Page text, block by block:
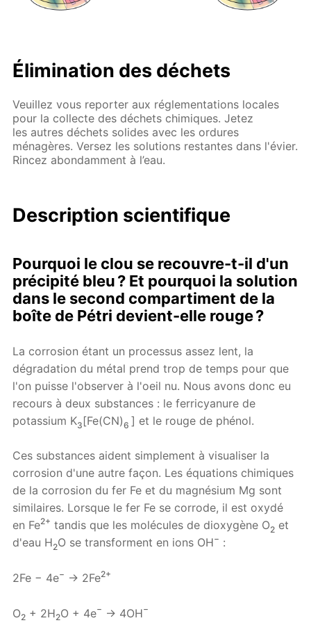
Élimination des déchets
Veuillez vous reporter aux réglementations locales
pour la collecte des déchets chimiques. Jetez
les autres déchets solides avec les ordures
ménagères. Versez les solutions restantes dans l'évier.
Rincez abondamment à l’eau.
Description scientifique
Pourquoi le clou se recouvre-t-il d'un
précipité bleu ? Et pourquoi la solution
dans le second compartiment de la
boîte de Pétri devient-elle rouge ?
La corrosion étant un processus assez lent, la
dégradation du métal prend trop de temps pour que
l'on puisse l'observer à l'oeil nu. Nous avons donc eu
recours à deux substances : le ferricyanure de
potassium K3 [Fe(CN)6] et le rouge de phénol.
Ces substances aident simplement à visualiser la
corrosion d'une autre façon. Les équations chimiques
de la corrosion du fer Fe et du magnésium Mg sont
similaires. Lorsque le fer Fe se corrode, il est oxydé
en Fe2+ tandis que les molécules de dioxygène O2 et
d'eau H2O se transforment en ions OH− :
2Fe − 4e− → 2Fe2+
O2 + 2H2O + 4e− → 4OH−